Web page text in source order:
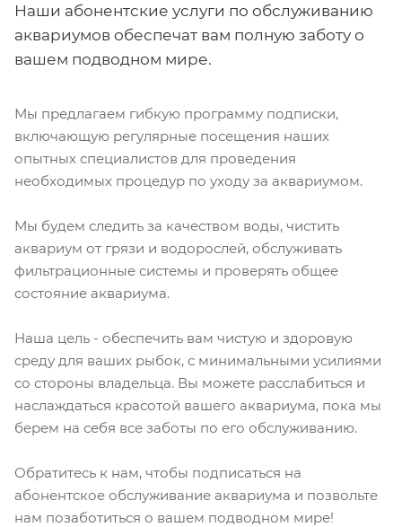
Наши абонентские услуги по обслуживанию
аквариумов обеспечат вам полную заботу о
вашем подводном мире.
Мы предлагаем гибкую программу подписки,
включающую регулярные посещения наших
опытных специалистов для проведения
необходимых процедур по уходу за аквариумом.
Мы будем следить за качеством воды, чистить
аквариум от грязи и водорослей, обслуживать
фильтрационные системы и проверять общее
состояние аквариума.
Наша цель - обеспечить вам чистую и здоровую
среду для ваших рыбок, с минимальными усилиями
со стороны владельца. Вы можете расслабиться и
наслаждаться красотой вашего аквариума, пока мы
берем на себя все заботы по его обслуживанию.
Обратитесь к нам, чтобы подписаться на
абонентское обслуживание аквариума и позвольте
нам позаботиться о вашем подводном мире!